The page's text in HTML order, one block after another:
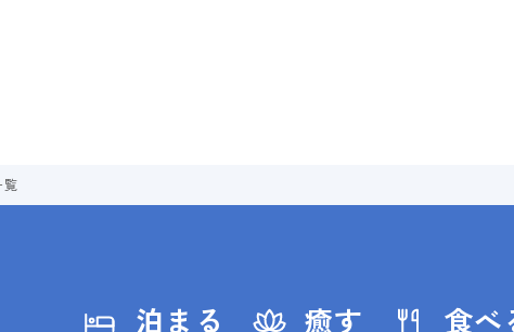
覧
泊まる 癒す 食べ